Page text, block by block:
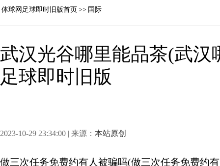
体球网足球即时旧版首页 >> 国际
武汉光谷哪里能品茶(武
足球即时旧版
2023-10-29 23:34:00 | 来源： 本站原创
做三次任务免费约有人被骗吗(做三次任务免费约